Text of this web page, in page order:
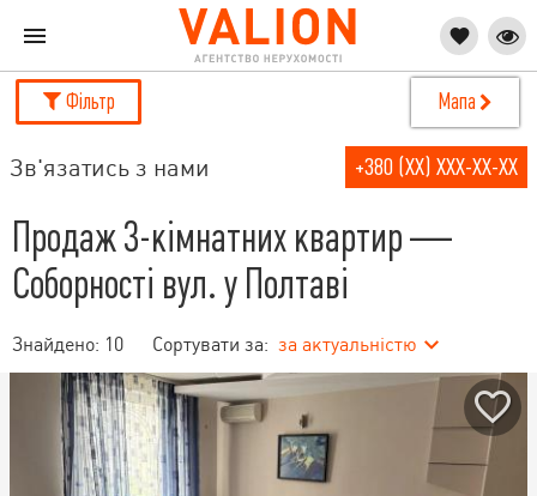
Фільтр Мапа
Зв'язатись з нами +380 (XX) XXX-XX-XX
Продаж 3-кімнатних квартир —
Соборності вул. у Полтаві
Знайдено: 10 Сортувати за: за актуальністю